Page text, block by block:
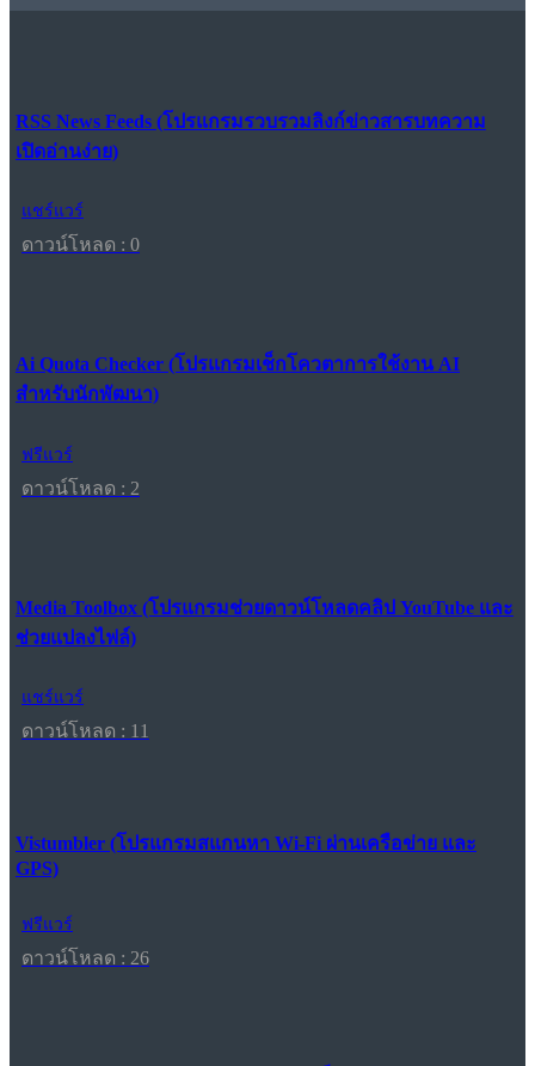
RSS News Feeds (โปรแกรมรวบรวมลิงก์ข่าวสารบทความ
เปิดอ่านง่าย)
แชร์แวร์
ดาวน์โหลด : 0
Ai Quota Checker (โปรแกรมเช็กโควตาการใช้งาน AI
สำหรับนักพัฒนา)
ฟรีแวร์
ดาวน์โหลด : 2
Media Toolbox (โปรแกรมช่วยดาวน์โหลดคลิป YouTube และ
ช่วยแปลงไฟล์)
แชร์แวร์
ดาวน์โหลด : 11
Vistumbler (โปรแกรมสแกนหา Wi-Fi ผ่านเครือข่าย และ
GPS)
ฟรีแวร์
ดาวน์โหลด : 26